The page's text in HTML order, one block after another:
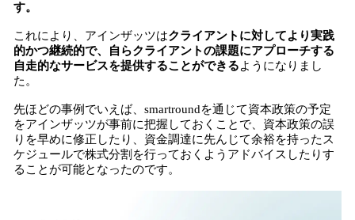
す。
これにより、アインザッツはクライアントに対してより実践
的かつ継続的で、自らクライアントの課題にアプローチする
自走的なサービスを提供することができるようになりまし
た。
先ほどの事例でいえば、smartroundを通じて資本政策の予定
をアインザッツが事前に把握しておくことで、資本政策の誤
りを早めに修正したり、資金調達に先んじて余裕を持ったス
ケジュールで株式分割を行っておくようアドバイスしたりす
ることが可能となったのです。